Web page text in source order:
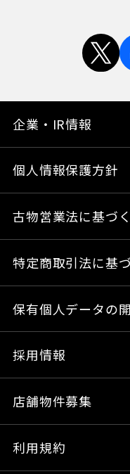
企業・IR情報
個人情報保護方針
古物営業法に基づ
特定商取引法に基
保有個人データの
採用情報
店舗物件募集
利用規約